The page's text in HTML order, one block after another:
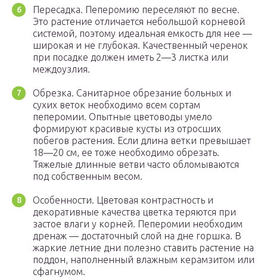
Пересадка. Пеперомию переселяют по весне.
Это растение отличается небольшой корневой
системой, поэтому идеальная емкость для нее —
широкая и не глубокая. Качественный черенок
при посадке должен иметь 2—3 листка или
междоузлия.
Обрезка. Санитарное обрезание больных и
сухих веток необходимо всем сортам
пеперомии. Опытные цветоводы умело
формируют красивые кусты из отросших
побегов растения. Если длина ветки превышает
18—20 см, ее тоже необходимо обрезать.
Тяжелые длинные ветви часто обломываются
под собственным весом.
Особенности. Цветовая контрастность и
декоративные качества цветка теряются при
застое влаги у корней. Пеперомии необходим
дренаж — достаточный слой на дне горшка. В
жаркие летние дни полезно ставить растение на
поддон, наполненный влажным керамзитом или
сфагнумом.